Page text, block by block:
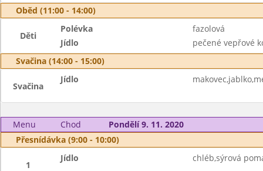
Oběd (11:00 - 14:00)
Děti
Polévka
fazolová
Jídlo
pečené vepřové
Svačina (14:00 - 15:00)
Svačina
Jídlo
Menu Chod
Pondělí 9. 11. 2020
Přesnídávka (9:00 - 10:00)
1
Jídlo chléb,sýrová